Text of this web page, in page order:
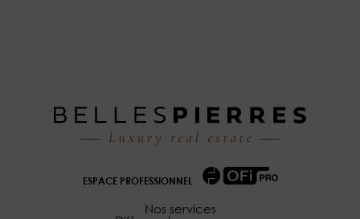
ESPACE PROFESSIONNEL
Nos services